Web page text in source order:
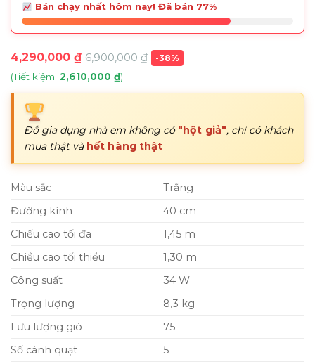
Bán chạy nhất hôm nay! Đã bán 77%
4,290,000 ₫ 6,900,000₫ -38%
(Tiết kiệm: 2,610,000 ₫)
Đồ gia dụng nhà em không có "hột giả", chỉ có khách
mua thật và hết hàng thật
Màu sắc
Trắng
Đường kính
40 cm
Chiếu cao tối đa
1,45 m
Chiều cao tối thiểu
1,30 m
Công suất
34 W
Trọng lượng
8,3 kg
Lưu lượng gió
75
Số cánh quạt
5